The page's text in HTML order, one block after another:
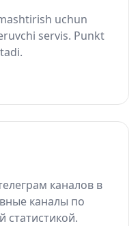
uchun
servis. Punkt
каналов в
каналы по
статистикой.